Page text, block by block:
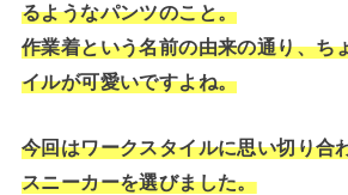
るようなパンツのこと。
作業着という名前の由来の通り、ち
イルが可愛いですよね。
今回はワークスタイルに思い切り合
スニーカーを選びました。